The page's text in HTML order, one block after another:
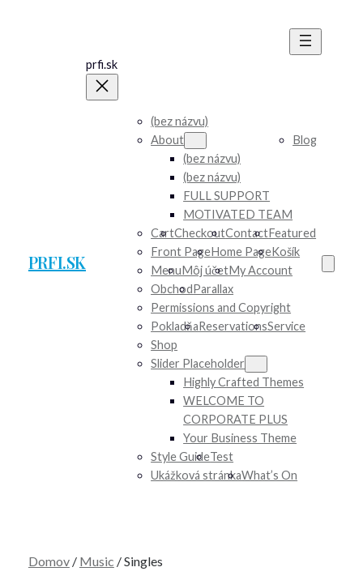
PRFI.SK
prfi.sk
(bez názvu)
About
(bez názvu)
(bez názvu)
FULL SUPPORT
MOTIVATED TEAM
Blog
CartCheckoutContactFeatured
Front PageHome PageKošík
MenuMôj účetMy Account
ObchodParallax
Permissions and Copyright
PokladňaReservationsService
Shop
Slider Placeholder
Highly Crafted Themes
WELCOME TO
CORPORATE PLUS
Your Business Theme
Style GuideTest
Ukážková stránkaWhat’s On
Domov/ Music / Singles